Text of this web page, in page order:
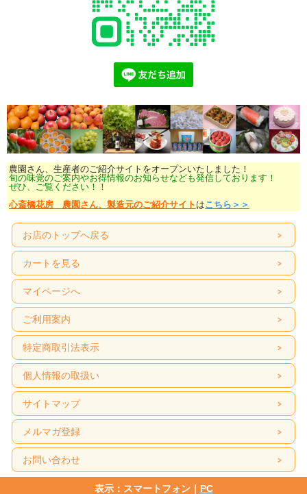
農園さん、生産者のご紹介サイトをオープンいたしました！
旬の味覚のご案内やお得情報のお知らせなども発信しております！
ぜひ、ご覧ください！！
心斎橋花房 農園さん、製造元のご紹介サイト はこちら＞＞
お店のトップへ戻る
カートを見る
マイページへ
ご利用案内
特定商取引法表示
個人情報の取扱い
サイトマップ
メルマガ登録
お問い合わせ
表示：スマートフォン｜ PC